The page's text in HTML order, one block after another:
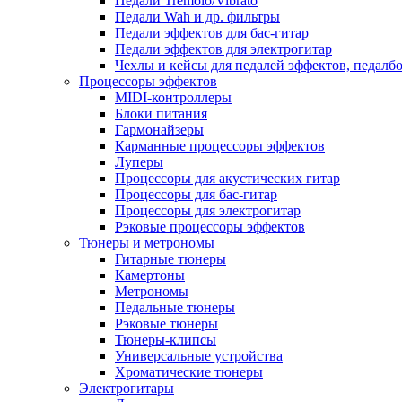
Педали Wah и др. фильтры
Педали эффектов для бас-гитар
Педали эффектов для электрогитар
Чехлы и кейсы для педалей эффектов,
Процессоры эффектов
MIDI-контроллеры
Блоки питания
Гармонайзеры
Карманные процессоры эффектов
Луперы
Процессоры для акустических гитар
Процессоры для бас-гитар
Процессоры для электрогитар
Рэковые процессоры эффектов
Тюнеры и метрономы
Гитарные тюнеры
Камертоны
Метрономы
Педальные тюнеры
Рэковые тюнеры
Тюнеры-клипсы
Универсальные устройства
Хроматические тюнеры
Электрогитары